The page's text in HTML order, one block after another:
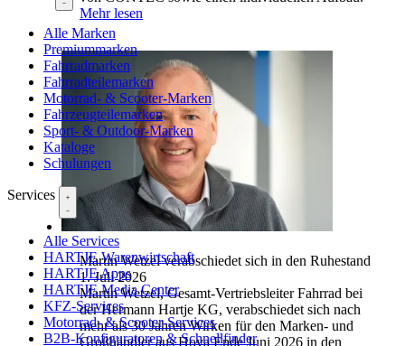
Mehr lesen
Martin Wetzel verabschiedet sich in den Ruhestand
1. Juli 2026
Martin Wetzel, Gesamt-Vertriebsleiter Fahrrad bei
der Hermann Hartje KG, verabschiedet sich nach
mehr als 30 Jahren Wirken für den Marken- und
Großhändler aus Hoya Ende Juni 2026 in den
Alle Marken
Premiummarken
Fahrradmarken
Fahrradteilemarken
Motorrad- & Scooter-Marken
Fahrzeugteilemarken
Sport- & Outdoor-Marken
Kataloge
Schulungen
Services
Alle Services
HARTJE Warenwirtschaft
HARTJE Apps
HARTJE Media Center
KFZ-Services
Motorrad- & Scooter-Services
B2B-Konfiguratoren & Schnellfinder